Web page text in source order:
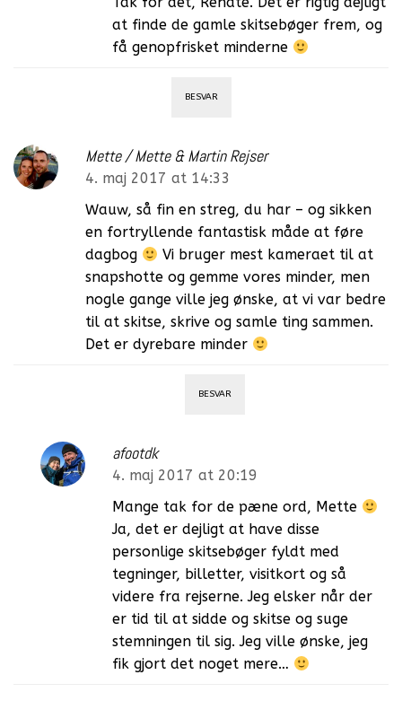
at finde de gamle skitsebøger frem, og
få genopfrisket minderne
BESVAR
Mette / Mette & Martin Rejser
4. maj 2017 at 14:33
Wauw, så fin en streg, du har – og sikken
en fortryllende fantastisk måde at føre
dagbog
Vi bruger mest kameraet til at
snapshotte og gemme vores minder, men
nogle gange ville jeg ønske, at vi var bedre
til at skitse, skrive og samle ting sammen.
Det er dyrebare minder
BESVAR
afootdk
4. maj 2017 at 20:19
Mange tak for de pæne ord, Mette
Ja, det er dejligt at have disse
personlige skitsebøger fyldt med
tegninger, billetter, visitkort og så
videre fra rejserne. Jeg elsker når der
er tid til at sidde og skitse og suge
stemningen til sig. Jeg ville ønske, jeg
fik gjort det noget mere…